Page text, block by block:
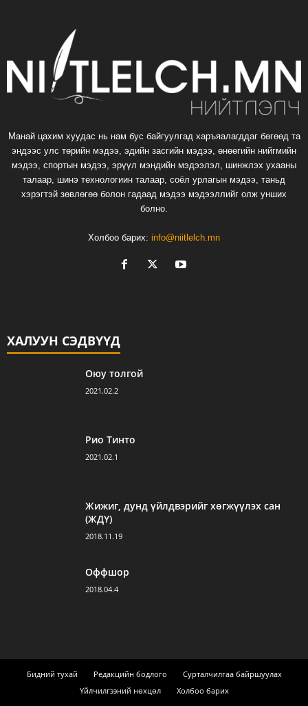
Манай цахим хуудас нь нам бус байгуулгад харъяалагддаг бөгөөд та
эндээс улс төрийн мэдээ, эдийн засгийн мэдээ, өнөөгийн нийгмийн
мэдээ, спортын мэдээ, эрүүл мэндийн мэдээлэл, шинжлэх ухааны
талаар, шинэ технологиин талаар, соёл урлагын мэдээ, таньд
хэрэгтэй зөвлөгөө болон гадаад мэдээ мэдээллийг олж унших
болно.
Холбоо барих: info@niitlelch.mn
ХАЛУУН СЭДВҮҮД
Оюу толгой
2021.02.2
Рио Тинто
2021.02.1
Жижиг, дунд үйлдвэрийг хөгжүүлэх сан
(ЖДҮ)
2018.11.19
Оффшор
2018.04.4
Бидний тухай Редакцийн бодлого
Сурталчилгаа байршуулах
Үйлчилгээний нөхцөл
Холбоо барих